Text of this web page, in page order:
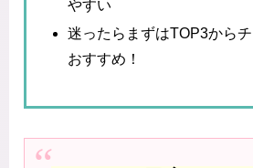
やすい
迷ったらまずはTOP3から
おすすめ！